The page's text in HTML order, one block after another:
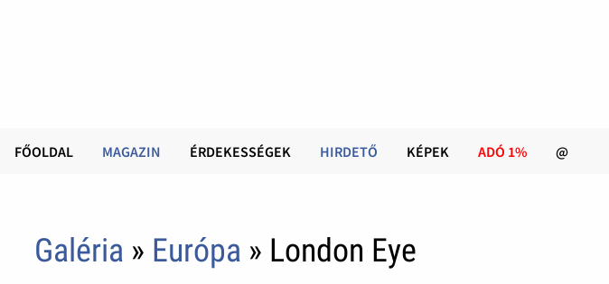
FŐOLDAL MAGAZIN ÉRDEKESSÉGEK HIRDETŐ KÉPEK ADÓ 1% @
Galéria » Európa » London Eye